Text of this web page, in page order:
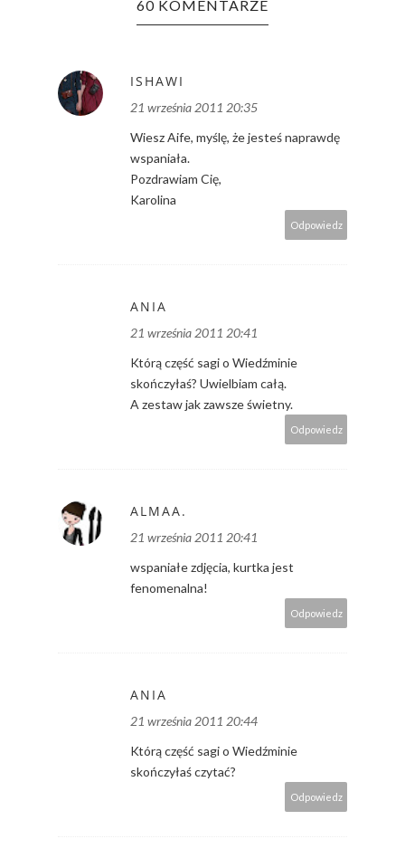
60 KOMENTARZE
ISHAWI
21 września 2011 20:35
Wiesz Aife, myślę, że jesteś naprawdę
wspaniała.
Pozdrawiam Cię,
Karolina
Odpowiedz
ANIA
21 września 2011 20:41
Którą część sagi o Wiedźminie
skończyłaś? Uwielbiam całą.
A zestaw jak zawsze świetny.
Odpowiedz
ALMAA.
21 września 2011 20:41
wspaniałe zdjęcia, kurtka jest
fenomenalna!
Odpowiedz
ANIA
21 września 2011 20:44
Którą część sagi o Wiedźminie
skończyłaś czytać?
Odpowiedz